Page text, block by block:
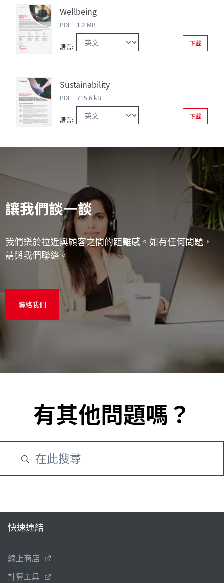
Wellbeing
PDF 1.2 MB
語言: 下載
Sustainability
PDF 715.6 kB
語言: 下載
讓我們談一談
我們樂於拉近與顧客之間的距離感。如有任何問題，
請與我們聯絡。
聯絡我們
有其他問題嗎？
快速連結
線上商店
計算工具